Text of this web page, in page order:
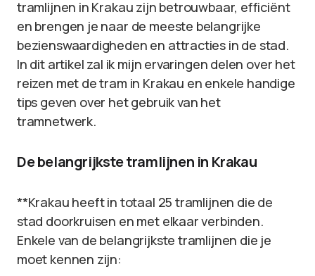
tramlijnen in Krakau zijn betrouwbaar, efficiënt
en brengen je naar de meeste belangrijke
bezienswaardigheden en attracties in de stad.
In dit artikel zal ik mijn ervaringen delen over het
reizen met de tram in Krakau en enkele handige
tips geven over het gebruik van het
tramnetwerk.
De belangrijkste tramlijnen in Krakau
**Krakau heeft in totaal 25 tramlijnen die de
stad doorkruisen en met elkaar verbinden.
Enkele van de belangrijkste tramlijnen die je
moet kennen zijn: